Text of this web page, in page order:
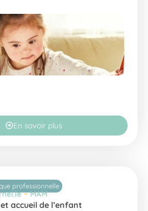
En savoir plus
professionnelle
-MAM
accueil de l’enfant